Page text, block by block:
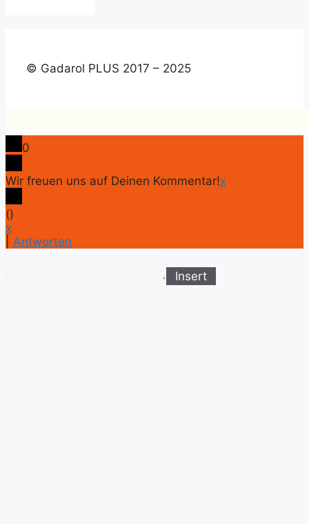
© Gadarol PLUS 2017 – 2025
0
Wir freuen uns auf Deinen Kommentar!x
()
x
Antworten
Insert